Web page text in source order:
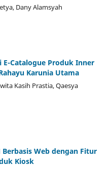
Dany Alamsyah
E-Catalogue Produk Inner
Karunia Utama
Kasih Prastia, Qaesya
Berbasis Web dengan Fitur
Kiosk